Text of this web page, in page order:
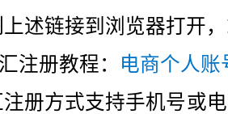
上述链接到浏览器打开
注册教程： 电商个人账
方式支持手机号或电